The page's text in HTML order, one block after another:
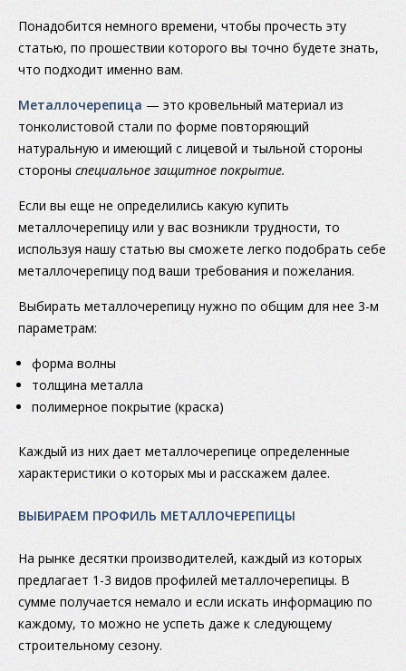
Понадобится немного времени, чтобы прочесть эту
статью, по прошествии которого вы точно будете знать,
что подходит именно вам.
Металлочерепица — это кровельный материал из
тонколистовой стали по форме повторяющий
натуральную и имеющий с лицевой и тыльной стороны
стороны специальное защитное покрытие.
Если вы еще не определились какую купить
металлочерепицу или у вас возникли трудности, то
используя нашу статью вы сможете легко подобрать себе
металлочерепицу под ваши требования и пожелания.
Выбирать металлочерепицу нужно по общим для нее 3-м
параметрам:
форма волны
толщина металла
полимерное покрытие (краска)
Каждый из них дает металлочерепице определенные
характеристики о которых мы и расскажем далее.
ВЫБИРАЕМ ПРОФИЛЬ МЕТАЛЛОЧЕРЕПИЦЫ
На рынке десятки производителей, каждый из которых
предлагает 1-3 видов профилей металлочерепицы. В
сумме получается немало и если искать информацию по
каждому, то можно не успеть даже к следующему
строительному сезону.